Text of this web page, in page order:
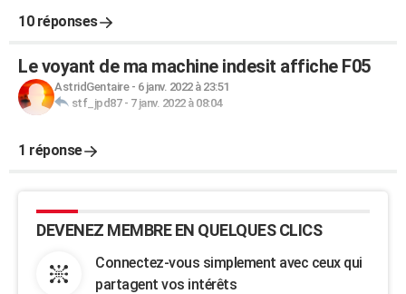
10 réponses
Le voyant de ma machine indesit affiche F05
AstridGentaire- 6 janv. 2022 à 23:51
stf_jpd87- 7 janv. 2022 à 08:04
1 réponse
DEVENEZ MEMBRE EN QUELQUES CLICS
Connectez-vous simplement avec ceux qui
partagent vos intérêts